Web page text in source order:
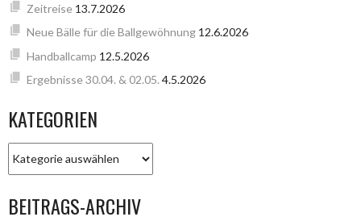
Zeitreise 13.7.2026
Neue Bälle für die Ballgewöhnung 12.6.2026
Handballcamp 12.5.2026
Ergebnisse 30.04. & 02.05. 4.5.2026
KATEGORIEN
BEITRAGS-ARCHIV